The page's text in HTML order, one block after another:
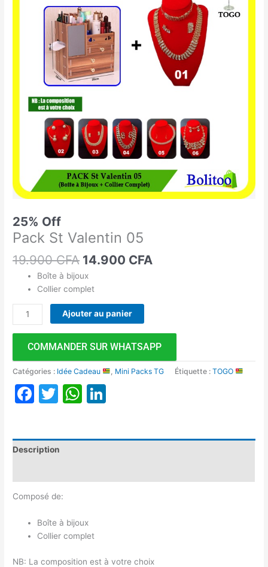
25% Off
Pack St Valentin 05
19.900CFA
19.900 CFA.
14.900 CFA
14.900 CFA.
Boîte à bijoux
Collier complet
Ajouter au panier
COMMANDER SUR WHATSAPP
Catégories : Idée Cadeau Mini Packs TG Étiquette :TOGO
Facebook
TwitterWhatsApp
Description
Composé de:
Boîte à bijoux
Collier complet
NB: La composition est à votre choix